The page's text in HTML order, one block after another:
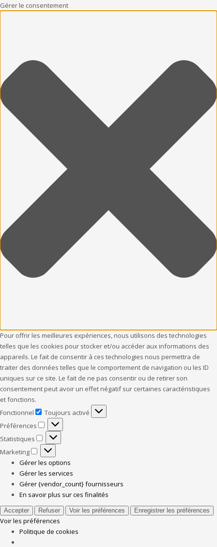
Gérer le consentement
Pour offrir les meilleures expériences, nous utilisons des technologies
telles que les cookies pour stocker et/ou accéder aux informations des
appareils. Le fait de consentir à ces technologies nous permettra de
traiter des données telles que le comportement de navigation ou les ID
uniques sur ce site. Le fait de ne pas consentir ou de retirer son
consentement peut avoir un effet négatif sur certaines caractéristiques
et fonctions.
Fonctionnel
Fonctionnel
Toujours activé
Préférences
Préférences
Statistiques
Statistiques
Marketing
Marketing
Gérer les options
Gérer les services
Gérer {vendor_count} fournisseurs
En savoir plus sur ces finalités
Accepter Refuser Voir les préférences Enregistrer les préférences
Voir les préférences
Politique de cookies